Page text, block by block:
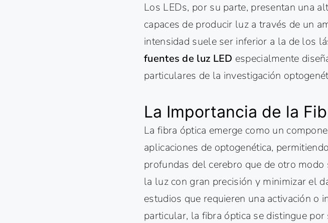
Los LEDs, por su parte, presentan una
capaces de producir luz a través de un
intensidad suele ser inferior a la de los
fuentes de luz LED especialmente
particulares de la investigación
La Importancia de la
La fibra óptica emerge como un
aplicaciones de optogenética,
profundas del cerebro que de otro
la luz con gran precisión y minimizar el
estudios que requieren una activación o
particular, la fibra óptica se distingue